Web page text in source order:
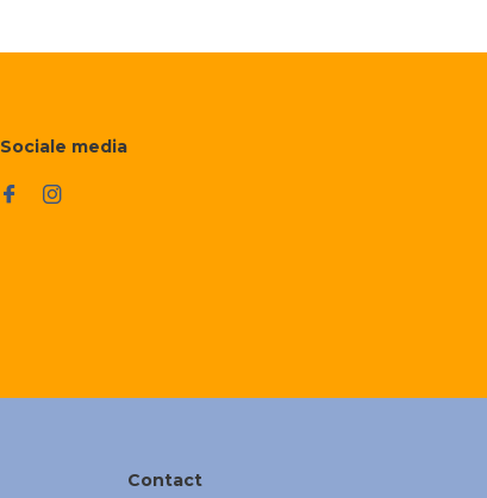
Sociale media
Contact